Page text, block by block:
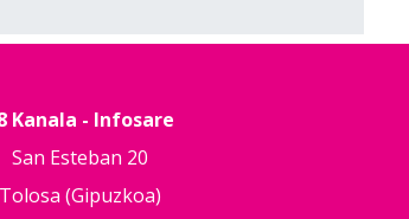
Kanala - Infosare
San Esteban 20
Tolosa (Gipuzkoa)